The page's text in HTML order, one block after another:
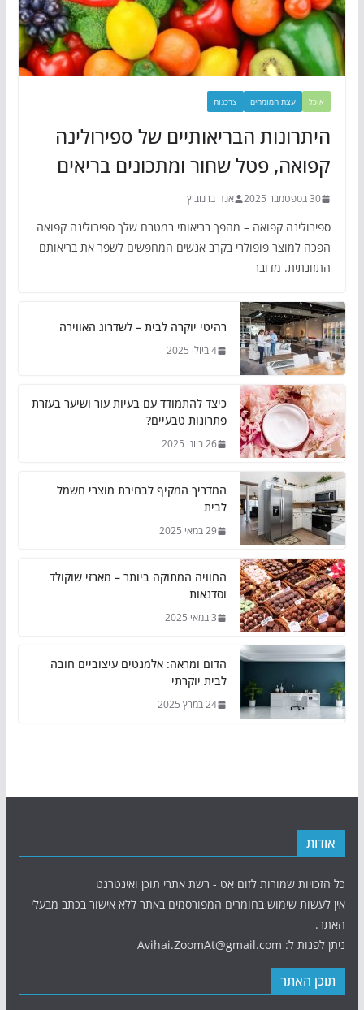
אוכל עצת המומחים צרכנות
היתרונות הבריאותיים של ספירולינה
קפואה, פטל שחור ומתכונים בריאים
30 בספטמבר 2025 אנה ברנוביץ
ספירולינה קפואה – מהפך בריאותי במטבח שלך ספירולינה קפואה
הפכה למוצר פופולרי בקרב אנשים המחפשים לשפר את בריאותם
התזונתית. מדובר
רהיטי יוקרה לבית – לשדרוג האווירה
4 ביולי 2025
כיצד להתמודד עם בעיות עור ושיער בעזרת
פתרונות טבעיים?
26 ביוני 2025
המדריך המקיף לבחירת מוצרי חשמל
לבית
29 במאי 2025
החוויה המתוקה ביותר – מארזי שוקולד
וסדנאות
3 במאי 2025
הדום ומראה: אלמנטים עיצוביים חובה
לבית יוקרתי
24 במרץ 2025
אודות
כל הזכויות שמורות לזום אט - רשת אתרי תוכן ואינטרנט
אין לעשות שימוש בחומרים המפורסמים באתר ללא אישור בכתב מבעלי
האתר.
ניתן לפנות ל: Avihai.ZoomAt@gmail.com
תוכן האתר